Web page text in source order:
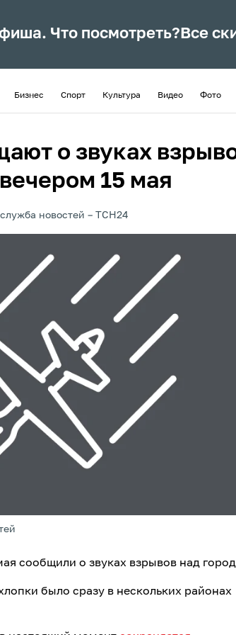
Что посмотреть? Все
Бизнес Спорт Культура Видео Фото
о звуках
15 мая
новостей ТСН24
сообщили о звуках взрывов над
было сразу в нескольких районах